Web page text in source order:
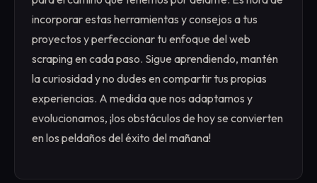
incorporar estas herramientas y consejos a tus
proyectos y perfeccionar tu enfoque del web
scraping en cada paso. Sigue aprendiendo, mantén
la curiosidad y no dudes en compartir tus propias
experiencias. A medida que nos adaptamos y
evolucionamos, ¡los obstáculos de hoy se convierten
en los peldaños del éxito del mañana!